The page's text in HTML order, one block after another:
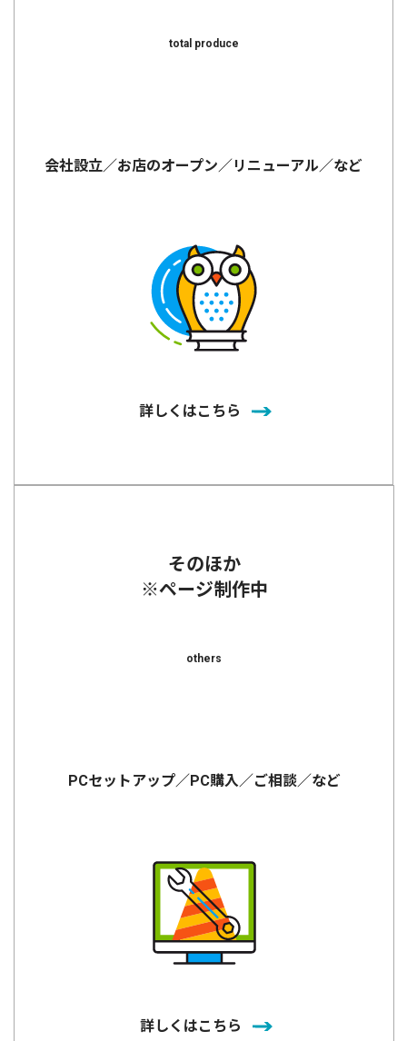
total produce
会社設立／お店のオープン／リニューアル／など
詳しくはこちら
そのほか
※ページ制作中
others
PCセットアップ／PC購入／ご相談／など
詳しくはこちら